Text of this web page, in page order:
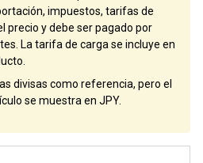
impuestos, tarifas de
precio y debe ser pagado por
La tarifa de carga se incluye en
divisas como referencia, pero el
se muestra en JPY.